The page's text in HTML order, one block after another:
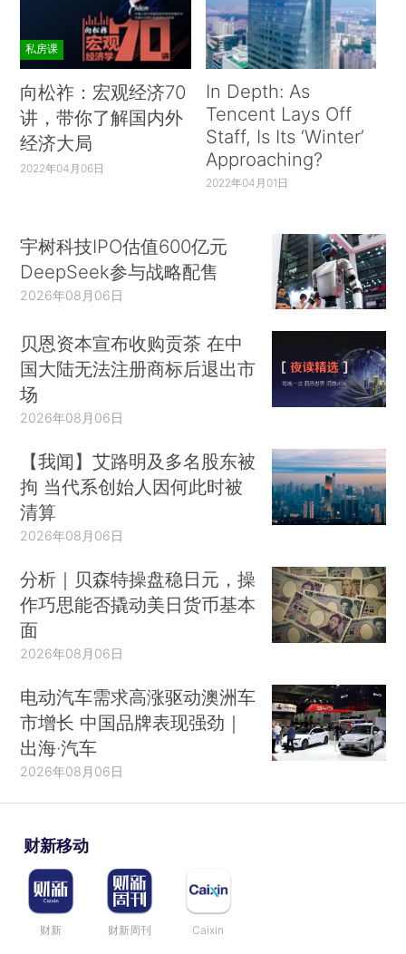
私房课
向松祚：宏观经济70
讲，带你了解国内外
经济大局
2022年04月06日
In Depth: As
Tencent Lays Off
Staff, Is Its ‘Winter’
Approaching?
2022年04月01日
宇树科技IPO估值600亿元
DeepSeek参与战略配售
2026年08月06日
贝恩资本宣布收购贡茶 在中
国大陆无法注册商标后退出市
场
2026年08月06日
【我闻】艾路明及多名股东被
拘 当代系创始人因何此时被
清算
2026年08月06日
分析｜贝森特操盘稳日元，操
作巧思能否撬动美日货币基本
面
2026年08月06日
电动汽车需求高涨驱动澳洲车
市增长 中国品牌表现强劲｜
出海·汽车
2026年08月06日
财新移动
财新 财新周刊 Caixin